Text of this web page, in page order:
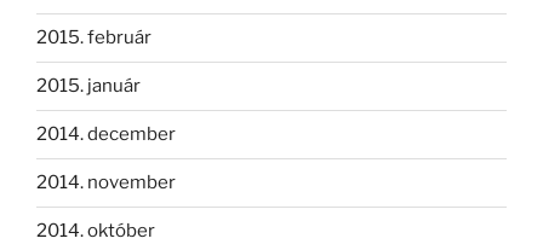
2015. február
2015. január
2014. december
2014. november
2014. október